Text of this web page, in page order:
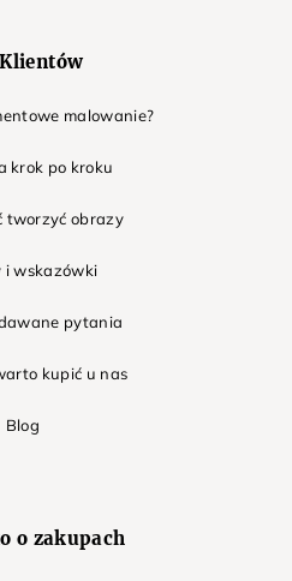
malowanie?
krok po kroku
tworzyć obrazy
i wskazówki
pytania
kupić u nas
Blog
o zakupach